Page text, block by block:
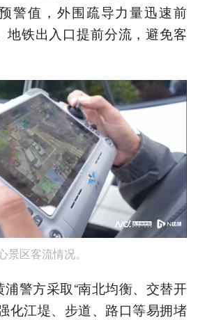
警值，外围疏导力量迅速前
地铁出入口提前分流，避免客
区客流情况。
警方采取“南北均衡、交替开
化江堤、步道、路口等易拥堵